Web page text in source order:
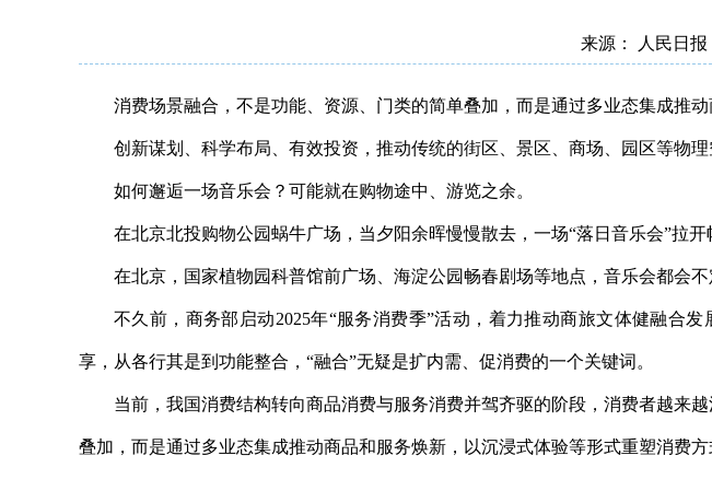
来源： 人民日报
消费场景融合，不是功能、资源、门类的简单叠加，而是通过多业态集成推
创新谋划、科学布局、有效投资，推动传统的街区、景区、商场、园区等物
如何邂逅一场音乐会？可能就在购物途中、游览之余。
在北京北投购物公园蜗牛广场，当夕阳余晖慢慢散去，一场“落日音乐会”拉
在北京，国家植物园科普馆前广场、海淀公园畅春剧场等地点，音乐会都会
不久前，商务部启动2025年“服务消费季”活动，着力推动商旅文体健融合
享，从各行其是到功能整合，“融合”无疑是扩内需、促消费的一个关键词。
当前，我国消费结构转向商品消费与服务消费并驾齐驱的阶段，消费者越来
叠加，而是通过多业态集成推动商品和服务焕新，以沉浸式体验等形式重塑消费